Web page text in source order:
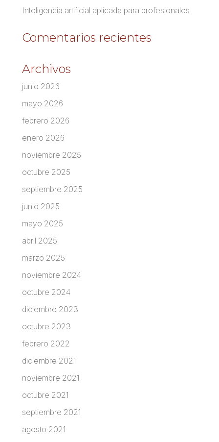
Inteligencia artificial aplicada para profesionales.
Comentarios recientes
Archivos
junio 2026
mayo 2026
febrero 2026
enero 2026
noviembre 2025
octubre 2025
septiembre 2025
junio 2025
mayo 2025
abril 2025
marzo 2025
noviembre 2024
octubre 2024
diciembre 2023
octubre 2023
febrero 2022
diciembre 2021
noviembre 2021
octubre 2021
septiembre 2021
agosto 2021